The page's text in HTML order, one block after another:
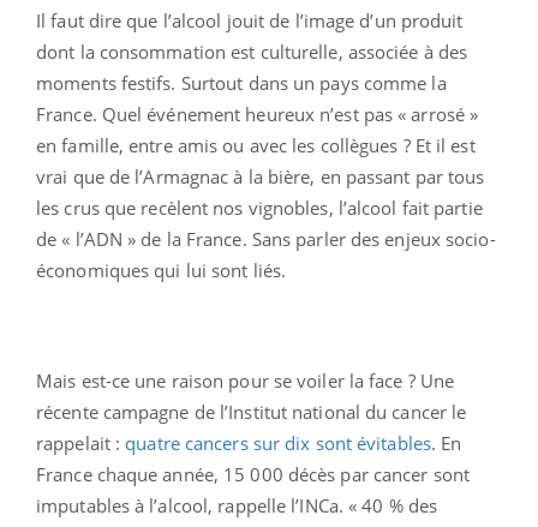
Il faut dire que l’alcool jouit de l’image d’un produit
dont la consommation est culturelle, associée à des
moments festifs. Surtout dans un pays comme la
France. Quel événement heureux n’est pas « arrosé »
en famille, entre amis ou avec les collègues ? Et il est
vrai que de l’Armagnac à la bière, en passant par tous
les crus que recèlent nos vignobles, l’alcool fait partie
de « l’ADN » de la France. Sans parler des enjeux socio-
économiques qui lui sont liés.
Mais est-ce une raison pour se voiler la face ? Une
récente campagne de l’Institut national du cancer le
rappelait : quatre cancers sur dix sont évitables. En
France chaque année, 15 000 décès par cancer sont
imputables à l’alcool, rappelle l’INCa. « 40 % des